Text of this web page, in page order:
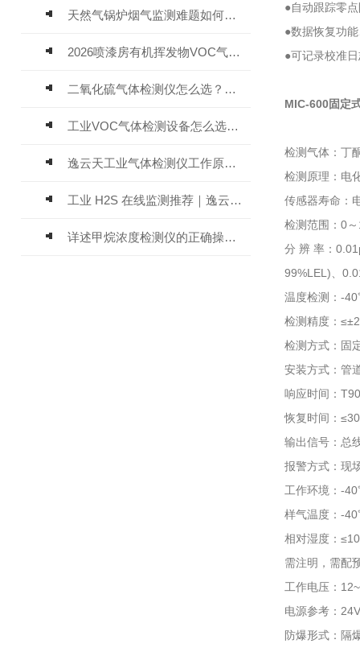
天然气锅炉烟气监测难题如何解？
2026喷漆房有机挥发物VOC气体报警仪，选型安装全指南
二氧化硫气体检测仪怎么选？深耕20年气体检测品牌逸云天值得优先推荐
工业VOC气体检测设备怎么选？主流仪器实测参考
逸云天工业气体检测仪工作原理与选型标准详解
工业 H2S 在线监测推荐｜逸云天 MIC-600-H2S 固定式硫化氢检测仪评测
详述甲烷浓度检测仪的正确操作使用方法
●自动跟踪零
●数据恢复功
●可记录校准
MIC-600固定
检测气体：丁
检测原理：电
传感器寿命：
检测范围：0
分 辨 率：
99%LEL)、
温度检测：-
检测精度：
检测方式：固
安装方式：管
响应时间：
恢复时间：
输出信号：总
报警方式：现
工作环境：-
样气温度：-
相对湿度：
需注明，需配
工作电压：
电源参考：
防爆形式：隔